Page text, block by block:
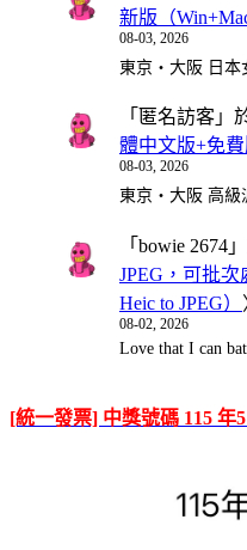
新版（
08-03, 2026
東京・大阪 日本
「 匿名訪客 」
體中文版+免費
08-03, 2026
東京・大阪 高
「 bowie 2674
JPEG，可批次
Heic to JPEG）
08-02, 2026
Love that I can
[統一發票] 中獎號碼 115 年5